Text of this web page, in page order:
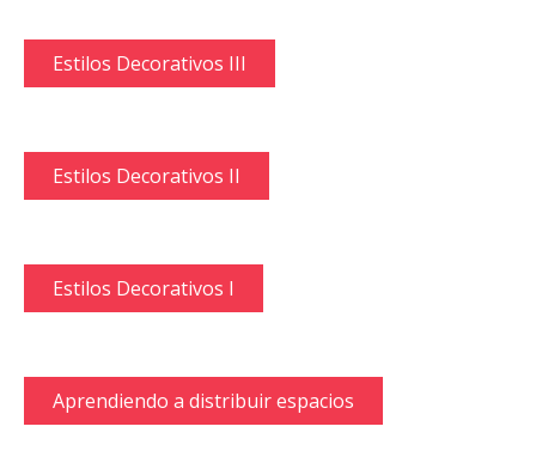
Estilos Decorativos III
Estilos Decorativos II
Estilos Decorativos I
Aprendiendo a distribuir espacios